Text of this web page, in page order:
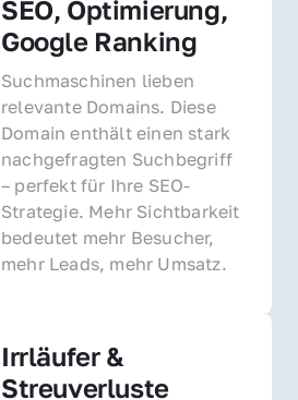
SEO, Optimierung,
Google Ranking
Suchmaschinen lieben
relevante Domains. Diese
Domain enthält einen stark
nachgefragten Suchbegriff
– perfekt für Ihre SEO-
Strategie. Mehr Sichtbarkeit
bedeutet mehr Besucher,
mehr Leads, mehr Umsatz.
Irrläufer &
Streuverluste